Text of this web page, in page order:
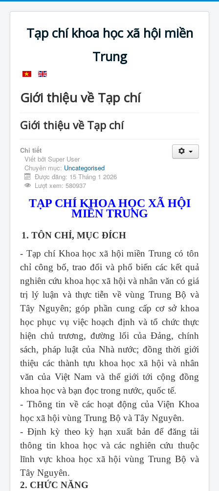
Tạp chí khoa học xã hội miền
Trung
Giới thiệu về Tạp chí
Giới thiệu về Tạp chí
Chi tiết
Viết bởi Super User
Chuyên mục: Uncategorised
Được đăng: 15 Tháng 1 2026
Lượt xem: 580937
TẠP CHÍ KHOA HỌC XÃ HỘI
MIỀN TRUNG
1. TÔN CHỈ, MỤC ĐÍCH
- Tạp chí Khoa học xã hội miền Trung có tôn
chỉ công bố, trao đổi và phổ biến các kết quả
nghiên cứu khoa học xã hội và nhân văn có giá
trị lý luận và thực tiễn về vùng Trung Bộ và
Tây Nguyên; góp phần cung cấp cơ sở khoa
học phục vụ việc hoạch định và tổ chức thực
hiện chủ trương, đường lối của Đảng, chính
sách, pháp luật của Nhà nước; đồng thời giới
thiệu các thành tựu khoa học xã hội và nhân
văn của Việt Nam và thế giới tới cộng đồng
khoa học và bạn đọc trong nước, quốc tế.
- Thông tin về các hoạt động của Viện Khoa
học xã hội vùng Trung Bộ và Tây Nguyên.
- Định kỳ theo kỳ hạn xuất bản để đăng tải
thông tin khoa học và các nghiên cứu thuộc
lĩnh vực khoa học xã hội vùng Trung Bộ và
Tây Nguyên.
2. CHỨC NĂNG